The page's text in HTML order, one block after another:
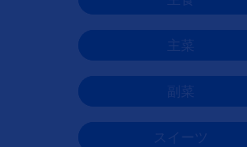
主菜
副菜
スイーツ